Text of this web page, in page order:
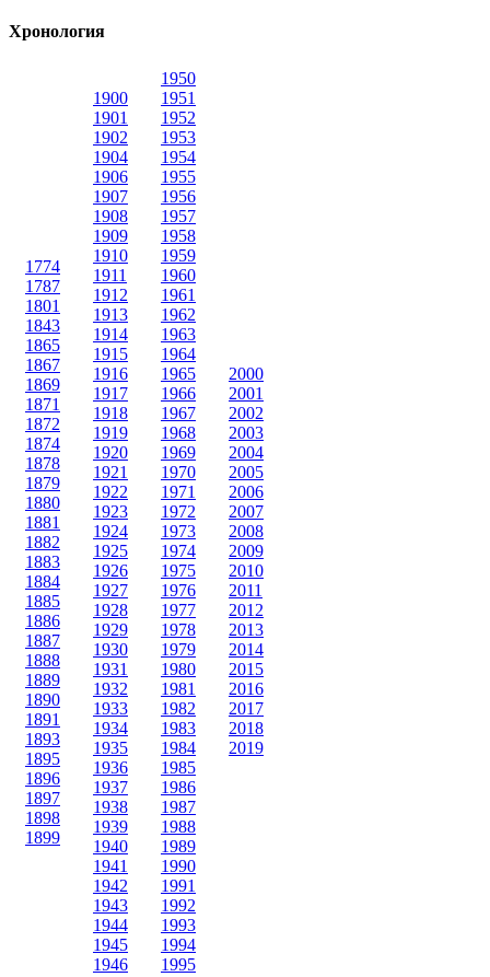
Хронология
1774
1787
1801
1843
1865
1867
1869
1871
1872
1874
1878
1879
1880
1881
1882
1883
1884
1885
1886
1887
1888
1889
1890
1891
1893
1895
1896
1897
1898
1899
1900
1901
1902
1904
1906
1907
1908
1909
1910
1911
1912
1913
1914
1915
1916
1917
1918
1919
1920
1921
1922
1923
1924
1925
1926
1927
1928
1929
1930
1931
1932
1933
1934
1935
1936
1937
1938
1939
1940
1941
1942
1943
1944
1945
1946
1950
1951
1952
1953
1954
1955
1956
1957
1958
1959
1960
1961
1962
1963
1964
1965
1966
1967
1968
1969
1970
1971
1972
1973
1974
1975
1976
1977
1978
1979
1980
1981
1982
1983
1984
1985
1986
1987
1988
1989
1990
1991
1992
1993
1994
1995
2000
2001
2002
2003
2004
2005
2006
2007
2008
2009
2010
2011
2012
2013
2014
2015
2016
2017
2018
2019